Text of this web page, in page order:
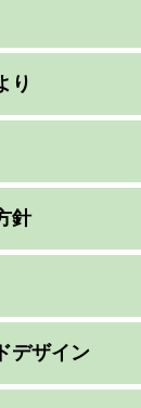
り
針
デザイン